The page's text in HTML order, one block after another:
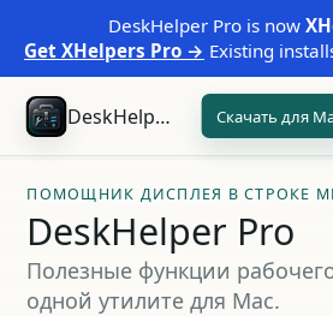
DeskHelper Pro is now
Get XHelpers Pro → Existing
DeskHelper Pro Скачать для
ПОМОЩНИК ДИСПЛЕЯ В СТРОКЕ
DeskHelper Pro
Полезные функции
одной утилите для Mac.